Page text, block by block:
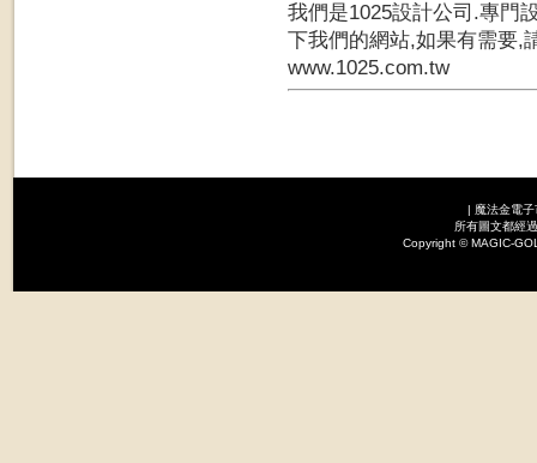
我們是1025設計公司.專門
下我們的網站,如果有需要,
www.1025.com.tw
| 魔法金電
所有圖文都經
Copyright © MAGIC-